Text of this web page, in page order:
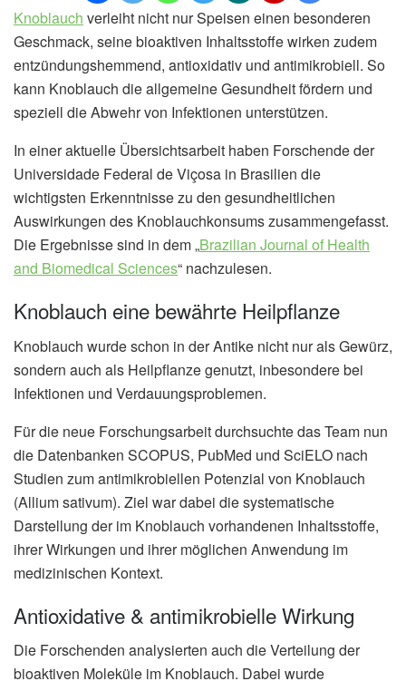
Knoblauch verleiht nicht nur Speisen einen besonderen
Geschmack, seine bioaktiven Inhaltsstoffe wirken zudem
entzündungshemmend, antioxidativ und antimikrobiell. So
kann Knoblauch die allgemeine Gesundheit fördern und
speziell die Abwehr von Infektionen unterstützen.
In einer aktuelle Übersichtsarbeit haben Forschende der
Universidade Federal de Viçosa in Brasilien die
wichtigsten Erkenntnisse zu den gesundheitlichen
Auswirkungen des Knoblauchkonsums zusammengefasst.
Die Ergebnisse sind in dem „Brazilian Journal of Health
and Biomedical Sciences“ nachzulesen.
Knoblauch eine bewährte Heilpflanze
Knoblauch wurde schon in der Antike nicht nur als Gewürz,
sondern auch als Heilpflanze genutzt, inbesondere bei
Infektionen und Verdauungsproblemen.
Für die neue Forschungsarbeit durchsuchte das Team nun
die Datenbanken SCOPUS, PubMed und SciELO nach
Studien zum antimikrobiellen Potenzial von Knoblauch
(Allium sativum). Ziel war dabei die systematische
Darstellung der im Knoblauch vorhandenen Inhaltsstoffe,
ihrer Wirkungen und ihrer möglichen Anwendung im
medizinischen Kontext.
Antioxidative & antimikrobielle Wirkung
Die Forschenden analysierten auch die Verteilung der
bioaktiven Moleküle im Knoblauch. Dabei wurde